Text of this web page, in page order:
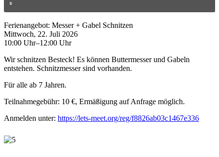
Ferienangebot: Messer + Gabel Schnitzen
Mittwoch, 22. Juli 2026
10:00 Uhr–12:00 Uhr
Wir schnitzen Besteck! Es können Buttermesser und Gabeln
entstehen. Schnitzmesser sind vorhanden.
Für alle ab 7 Jahren.
Teilnahmegebühr: 10 €, Ermäßigung auf Anfrage möglich.
Anmelden unter: https://lets-meet.org/reg/f8826ab03c1467e336